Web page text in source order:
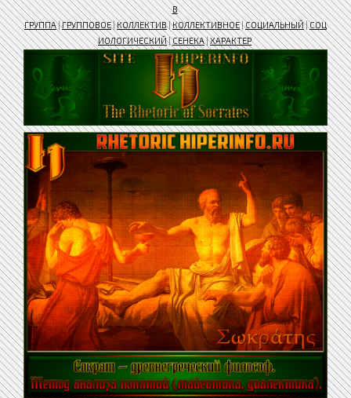
В
ГРУППА|ГРУППОВОЕ|КОЛЛЕКТИВ|КОЛЛЕКТИВНОЕ|СОЦИАЛЬНЫЙ|СОЦ
ИОЛОГИЧЕСКИЙ|СЕНЕКА|ХАРАКТЕР